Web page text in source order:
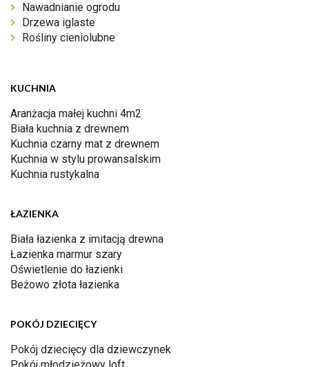
Nawadnianie ogrodu
Drzewa iglaste
Rośliny cieniolubne
KUCHNIA
Aranżacja małej kuchni 4m2
Biała kuchnia z drewnem
Kuchnia czarny mat z drewnem
Kuchnia w stylu prowansalskim
Kuchnia rustykalna
ŁAZIENKA
Biała łazienka z imitacją drewna
Łazienka marmur szary
Oświetlenie do łazienki
Beżowo złota łazienka
POKÓJ DZIECIĘCY
Pokój dziecięcy dla dziewczynek